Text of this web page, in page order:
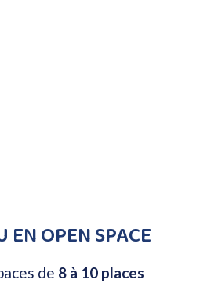
EN OPEN SPACE
de 8 à 10 places